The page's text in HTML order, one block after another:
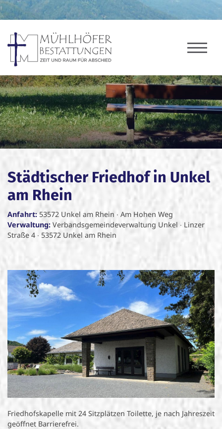
Städtischer Friedhof in Unkel
am Rhein
Anfahrt: 53572 Unkel am Rhein ∙ Am Hohen Weg
Verwaltung: Verbandsgemeindeverwaltung Unkel ∙ Linzer
Straße 4 ∙ 53572 Unkel am Rhein
Friedhofskapelle mit 24 Sitzplätzen Toilette, je nach Jahreszeit
geöffnet Barrierefrei.